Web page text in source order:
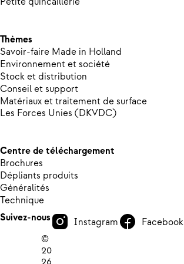
Thèmes
Savoir-faire Made in Holland
Environnement et société
Stock et distribution
Conseil et support
Matériaux et traitement de surface
Les Forces Unies (DKVDC)
Centre de téléchargement
Brochures
Dépliants produits
Généralités
Technique
Suivez-nous
Instagram Facebook
©
20